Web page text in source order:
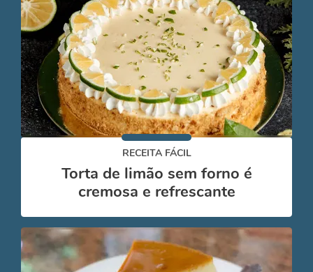
RECEITA FÁCIL
Torta de limão sem forno é
cremosa e refrescante